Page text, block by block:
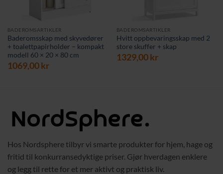
BADEROMSARTIKLER
Baderomsskap med skyvedører
+ toalettpapirholder – kompakt
modell 60 × 20 × 80 cm
1069,00kr
BADEROMSARTIKLER
Hvitt oppbevaringsskap med 2
store skuffer + skap
1329,00kr
Hos Nordsphere tilbyr vi smarte produkter for hjem, hage og
fritid til konkurransedyktige priser. Gjør hverdagen enklere
og legg til rette for et mer aktivt og praktisk liv.